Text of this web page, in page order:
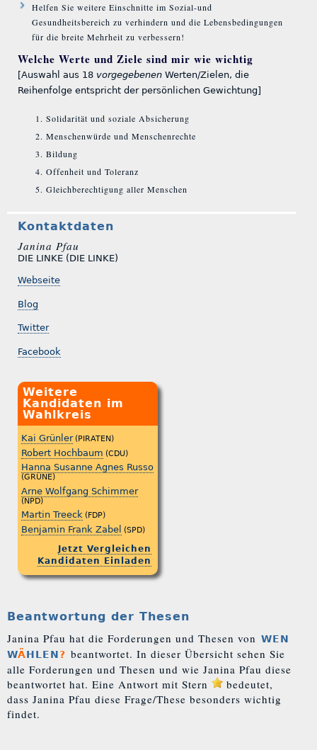
Helfen Sie weitere Einschnitte im Sozial-und
Gesundheitsbereich zu verhindern und die Lebensbedingungen
für die breite Mehrheit zu verbessern!
Welche Werte und Ziele sind mir wie wichtig
[Auswahl aus 18 vorgegebenen Werten/Zielen, die
Reihenfolge entspricht der persönlichen Gewichtung]
Solidarität und soziale Absicherung
Menschenwürde und Menschenrechte
Bildung
Offenheit und Toleranz
Gleichberechtigung aller Menschen
Kontaktdaten
Janina Pfau
DIE LINKE (DIE LINKE)
Webseite
Blog
Twitter
Facebook
Weitere
Kandidaten im
Wahlkreis
Kai Grünler (PIRATEN)
Robert Hochbaum (CDU)
Hanna Susanne Agnes Russo
(GRÜNE)
Arne Wolfgang Schimmer
(NPD)
Martin Treeck (FDP)
Benjamin Frank Zabel (SPD)
Jetzt Vergleichen
Kandidaten Einladen
Beantwortung der Thesen
Janina Pfau hat die Forderungen und Thesen von WEN
WÄHLEN? beantwortet. In dieser Übersicht sehen Sie
alle Forderungen und Thesen und wie Janina Pfau diese
beantwortet hat. Eine Antwort mit Stern
bedeutet,
dass Janina Pfau diese Frage/These besonders wichtig
findet.